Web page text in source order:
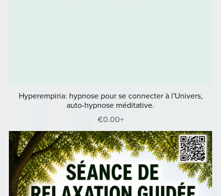
Hyperempiria: hypnose pour se connecter à l'Univers,
auto-hypnose méditative.
€0.00+